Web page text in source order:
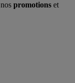
promotions et